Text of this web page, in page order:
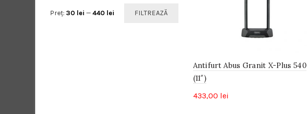
Antifurt Abus Granit X-Plus 540
(11″)
433,00 lei
Preț
Preț
FILTREAZĂ
Preț: 30 lei —440 lei